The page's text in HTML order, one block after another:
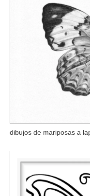
dibujos de mariposas a